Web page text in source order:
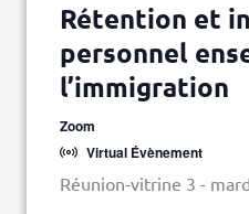
Rétention et
personnel
l’immigration
Zoom
Virtual Évènement
Réunion-vitrine 3 -